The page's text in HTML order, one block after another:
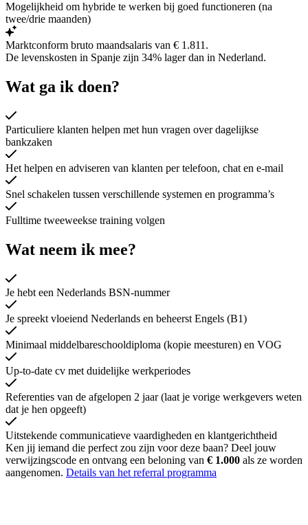
Mogelijkheid om hybride te werken bij goed functioneren (na
twee/drie maanden)
Marktconform bruto maandsalaris van € 1.811.
De levenskosten in Spanje zijn 34% lagerdan in Nederland.
Wat ga ik doen?
Particuliere klanten helpen met hun vragen over dagelijkse
bankzaken
Het helpen en adviseren van klanten per telefoon, chat en e-mail
Snel schakelen tussen verschillende systemen en programma’s
Fulltime tweeweekse training volgen
Wat neem ik mee?
Je hebt een Nederlands BSN-nummer
Je spreekt vloeiend Nederlands en beheerst Engels (B1)
Minimaal middelbareschooldiploma (kopie meesturen) en VOG
Up-to-date cv met duidelijke werkperiodes
Referenties van de afgelopen 2 jaar (laat je vorige werkgevers weten
dat je hen opgeeft)
Uitstekende communicatieve vaardigheden en klantgerichtheid
Ken jij iemand die perfect zou zijn voor deze baan? Deel jouw
verwijzingscode en ontvang een beloning van € 1.000 als ze worden
aangenomen. Details van het referral programma